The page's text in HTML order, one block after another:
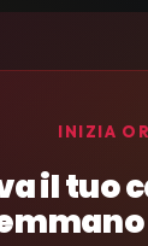
INIZIA
il tuo